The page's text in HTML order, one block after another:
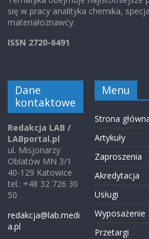
się w pracy analityka chemika,
materiałoznawcy.
ISSN 2720-6491
Dane
kontaktowe
Redakcja LAB /
LABportal.pl
ul. Misjonarzy
Oblatów MN 3/1
40-129 Katowice
tel.: +48 32 726 30
50
redakcja@lab.medi
a.pl
Menu
Strona
Artykuły
Zaproszenia
Akredytacja
Usługi
Wyposażenie
Przetargi